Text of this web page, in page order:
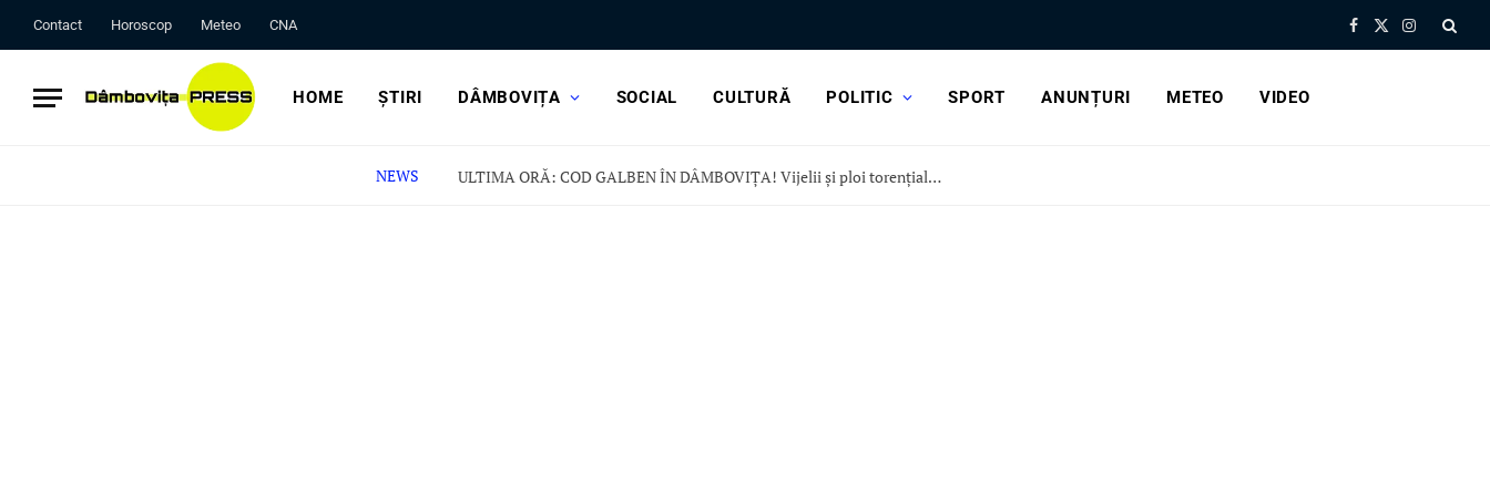
Contact Horoscop Meteo CNA Facebook
X
Instagram
HOME ȘTIRI DÂMBOVIȚA SOCIAL CULTURĂ POLITIC SPORT ANUNȚURI METEO VIDEO
NEWS ULTIMA ORĂ: COD GALBEN ÎN DÂMBOVIȚA! Vijelii și ploi torențiale, în această după-amiază